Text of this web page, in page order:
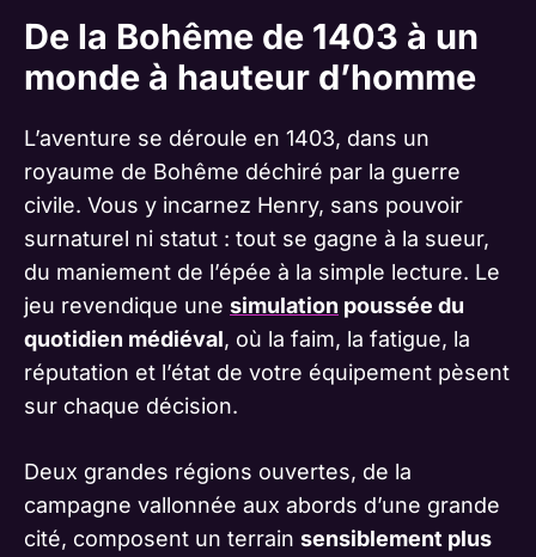
De la Bohême de 1403 à un
monde à hauteur d’homme
L’aventure se déroule en 1403, dans un
royaume de Bohême déchiré par la guerre
civile. Vous y incarnez Henry, sans pouvoir
surnaturel ni statut : tout se gagne à la sueur,
du maniement de l’épée à la simple lecture. Le
jeu revendique une simulation poussée du
quotidien médiéval, où la faim, la fatigue, la
réputation et l’état de votre équipement pèsent
sur chaque décision.
Deux grandes régions ouvertes, de la
campagne vallonnée aux abords d’une grande
cité, composent un terrain sensiblement plus